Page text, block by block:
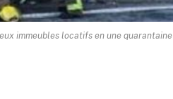
immeubles locatifs en une quarantaine